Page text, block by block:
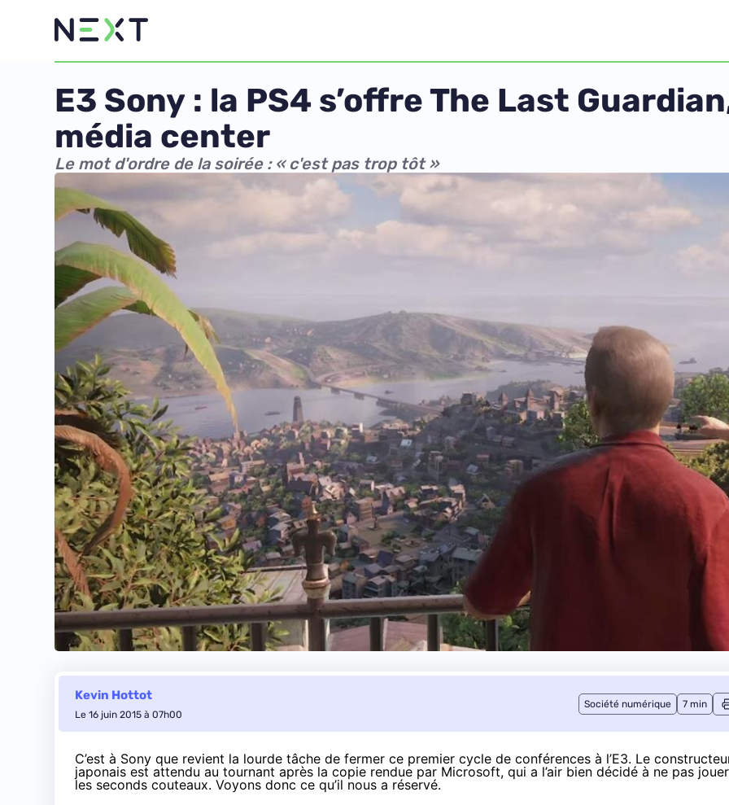
E3 Sony : la PS4 s’offre The Last
média center
Le mot d'ordre de la soirée : « c'est pas trop tôt »
Kevin Hottot
Le 16 juin 2015 à 07h00
Société numérique 7 min
C’est à Sony que revient la lourde tâche de fermer ce premier cycle de conférences à l’E3. Le
japonais est attendu au tournant après la copie rendue par Microsoft, qui a l’air bien décidé à ne pas jouer
les seconds couteaux. Voyons donc ce qu’il nous a réservé.